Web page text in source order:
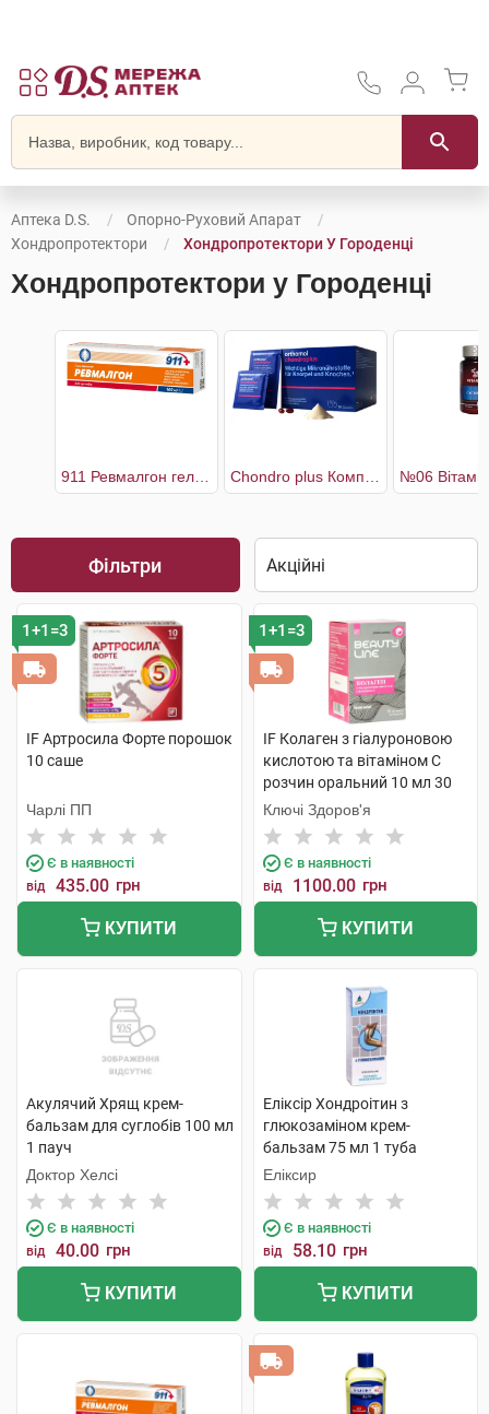
Аптека D.S.
Опорно-Руховий Апарат
Хондропротектори
Хондропротектори У Городенці
Хондропротектори у Городенці
Фільтри
1+1=3
IF Артросила Форте порошок
10 саше
Чарлі ПП
Є в наявності
від 435.00 грн
КУПИТИ
1+1=3
IF Колаген з гіалуроновою
кислотою та вітаміном C
розчин оральний 10 мл 30
стіків
Ключі Здоров'я
Є в наявності
від 1100.00 грн
КУПИТИ
Акулячий Хрящ крем-
бальзам для суглобів 100 мл
1 пауч
Доктор Хелсі
Є в наявності
від 40.00 грн
КУПИТИ
Еліксір Хондроітин з
глюкозаміном крем-
бальзам 75 мл 1 туба
Еліксир
Є в наявності
від 58.10 грн
КУПИТИ